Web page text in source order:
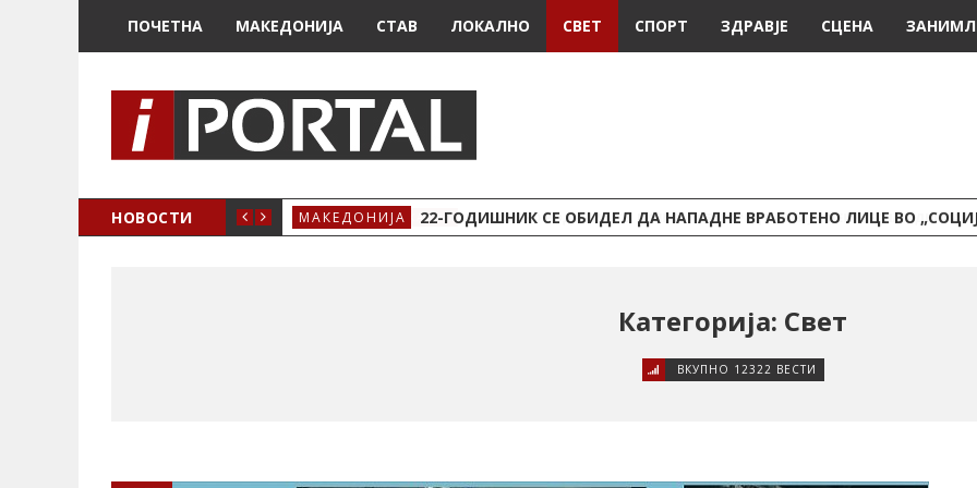
ПОЧЕТНА МАКЕДОНИЈА СТАВ ЛОКАЛНО СВЕТ СПОРТ ЗДРАВЈЕ СЦЕНА
НОВОСТИ
ЖЕНСКО ЗДРАВЈЕ ВО КРИВА ПАЛАНКА МАКЕДОНИЈА 22-ГОДИШНИК СЕ ОБИДЕЛ ДА НАПАДНЕ ВРАБОТЕНО ЛИЦЕ ВО
Категорија: Свет
ВКУПНО 12322 ВЕСТИ